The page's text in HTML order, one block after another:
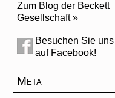
Zum Blog der Beckett
Gesellschaft »
Besuchen Sie uns
auf Facebook!
Meta